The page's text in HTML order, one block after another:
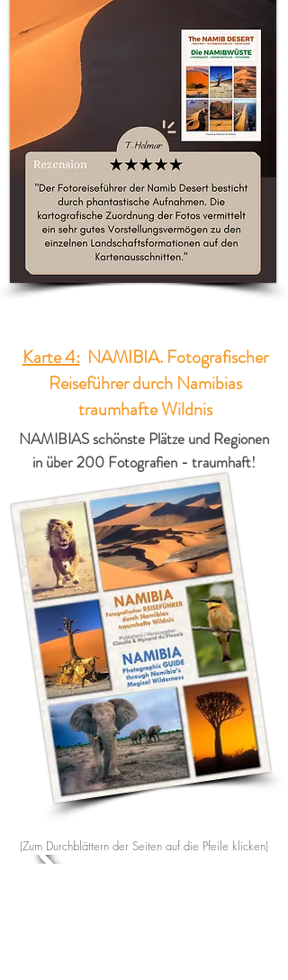
Karte 4:NAMIBIA. Fotografischer
Reiseführer durch Namibias
traumhafte Wildnis
NAMIBIAS schönste Plätze und Regionen
in über 200 Fotografien - traumhaft!
(Zum Durchblättern der Seiten auf die Pfeile klicken)